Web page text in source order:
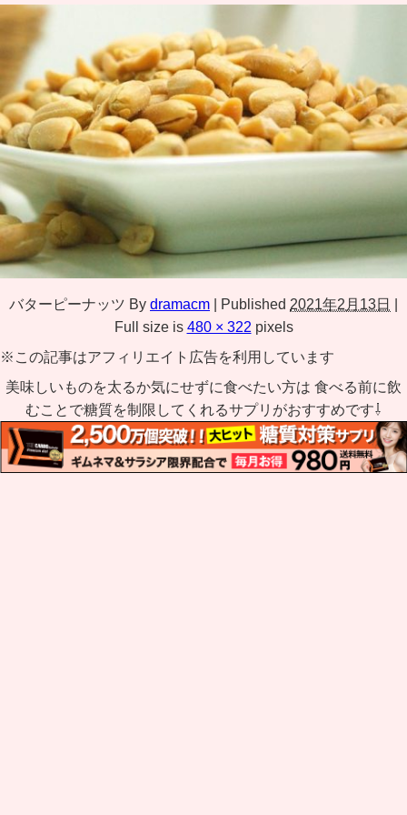
バターピーナッツ By dramacm | Published 2021年2月13日 |
Full size is 480 × 322 pixels
※この記事はアフィリエイト広告を利用しています
美味しいものを太るか気にせずに食べたい方は 食べる前に飲
むことで糖質を制限してくれるサプリがおすすめです⇩